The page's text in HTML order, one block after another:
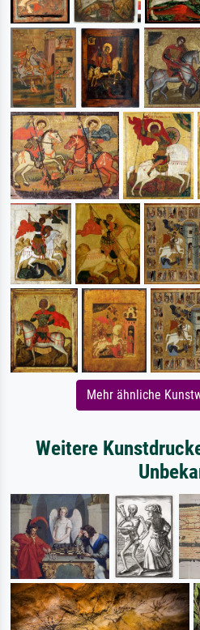
Mehr ähnliche
Weitere